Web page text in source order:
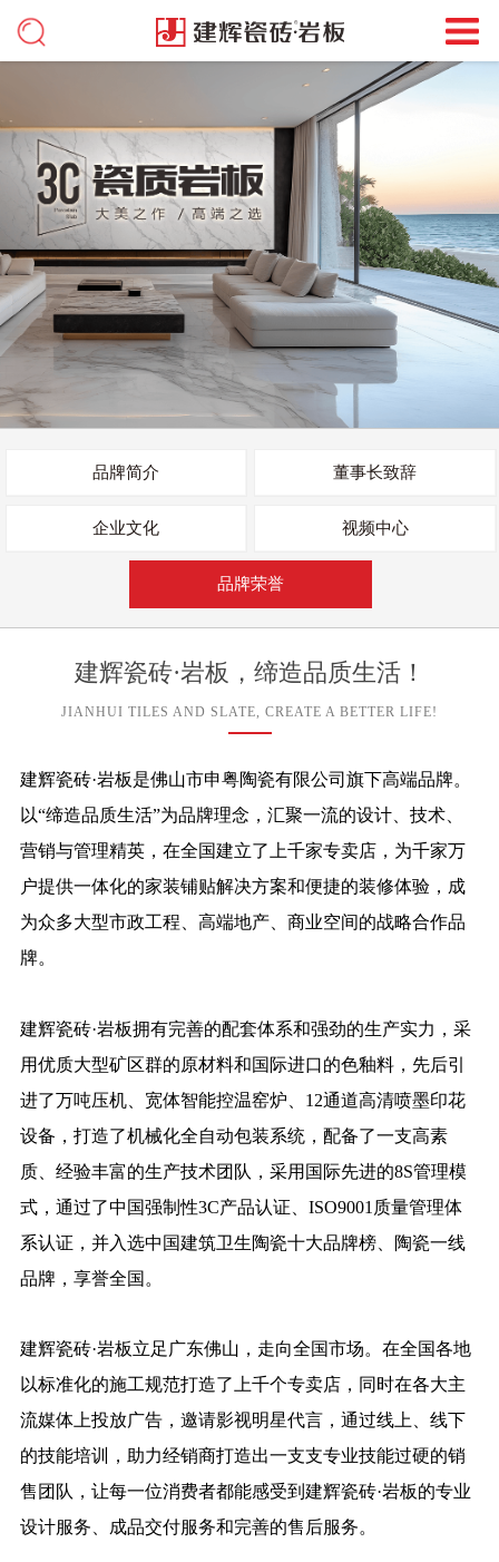
品牌简介 董事长致辞
企业文化 视频中心
品牌荣誉
建辉瓷砖·岩板，缔造品质生活！
JIANHUI TILES AND SLATE, CREATE A BETTER LIFE!
建辉瓷砖·岩板是佛山市申粤陶瓷有限公司旗下高端品牌。
以“缔造品质生活”为品牌理念，汇聚一流的设计、技术、
营销与管理精英，在全国建立了上千家专卖店，为千家万
户提供一体化的家装铺贴解决方案和便捷的装修体验，成
为众多大型市政工程、高端地产、商业空间的战略合作品
牌。
建辉瓷砖·岩板拥有完善的配套体系和强劲的生产实力，采
用优质大型矿区群的原材料和国际进口的色釉料，先后引
进了万吨压机、宽体智能控温窑炉、12通道高清喷墨印花
设备，打造了机械化全自动包装系统，配备了一支高素
质、经验丰富的生产技术团队，采用国际先进的8S管理模
式， 通过了中国强制性3C产品认证、ISO9001质量管理体
系认证，并入选中国建筑卫生陶瓷十大品牌榜、陶瓷一线
品牌，享誉全国。
建辉瓷砖·岩板立足广东佛山，走向全国市场。在全国各地
以标准化的施工规范打造了上千个专卖店，同时在各大主
流媒体上投放广告，邀请影视明星代言，通过线上、线下
的技能培训，助力经销商打造出一支支专业技能过硬的销
售团队，让每一位消费者都能感受到建辉瓷砖·岩板的专业
设计服务、成品交付服务和完善的售后服务。